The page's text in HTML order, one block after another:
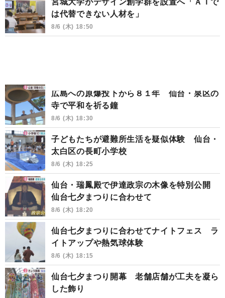
は代替できない人材を」
8/6 (木) 18:50
広島への原爆投下から８１年 仙台・泉区の
寺で平和を祈る鐘
8/6 (木) 18:30
子どもたちが避難所生活を疑似体験 仙台・
太白区の長町小学校
8/6 (木) 18:25
仙台・瑞鳳殿で伊達政宗の木像を特別公開
仙台七夕まつりに合わせて
8/6 (木) 18:20
仙台七夕まつりに合わせてナイトフェス ラ
イトアップや熱気球体験
8/6 (木) 18:15
仙台七夕まつり開幕 老舗店舗が工夫を凝ら
した飾り